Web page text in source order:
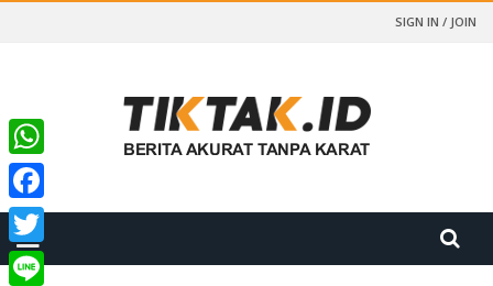
SIGN IN / JOIN
WhatsApp
Facebook
Twitter